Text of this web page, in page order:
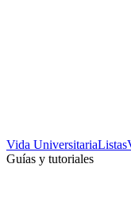
Vida UniversitariaListas
Guías y tutoriales